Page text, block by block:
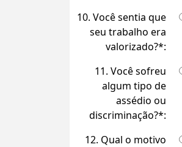
10. Você sentia que
seu trabalho era
valorizado?*:
11. Você sofreu
algum tipo de
assédio ou
discriminação?*:
12. Qual o motivo